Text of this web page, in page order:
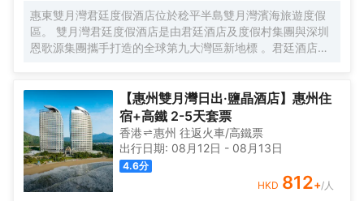
（如沙灘摩托車、海上摩托艇等）、會議廳等,定能滿足您休
閒商務活動方面的需求。酒店內設有禮品廊方便購物。入住
酒店的旅客,可以使用酒店停車場。
惠東雙月灣君廷度假酒店位於稔平半島雙月灣濱海旅遊度假
區。 雙月灣君廷度假酒店是由君廷酒店及度假村集團與深圳
恩歌源集團攜手打造的全球第九大灣區新地標 。君廷酒店及
和真實誠摯的服務，其“優雅”、“紳士”與“好客”的待客之道讓
君廷的名字得以完美詮釋。目前已擁有聖頓、君域、珺邸、
君廷、聖曼、君瑞、聖瑞達、富喜塢、邦臣譽邸、邦臣、聖
達曼11個酒店品牌，主要管理城市商務酒店、度假酒店、高
檔服務式公寓及高級俱樂部會所，業務領域主要遍佈歐洲、
北美洲、中國大陸等地。 一千零一夜”童夢奇緣，圓夢君廷！
酒店擁有各類豪華海景客房一千餘間套，擁有海上倶樂部、
【惠州雙月灣日出·鹽晶酒店】惠州住
宿+高鐵 2-5天套票
香港 惠州 往返火車/高鐵票
出行日期: 08月12日 - 08月13日
4.6分
HKD 812+/人